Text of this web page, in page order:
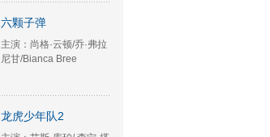
六颗子弹
主演：尚格·云顿/乔·弗拉
尼甘/Bianca Bree
龙虎少年队2